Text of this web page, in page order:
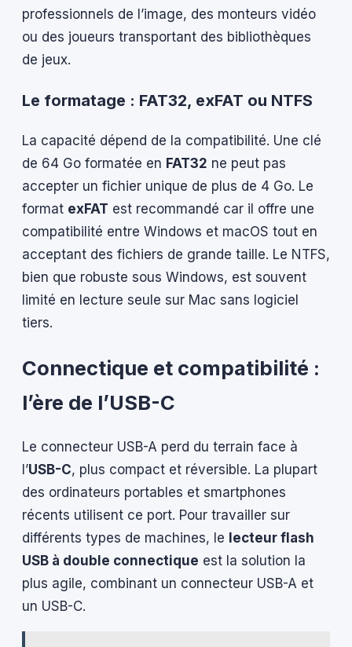
professionnels de l’image, des monteurs vidéo
ou des joueurs transportant des bibliothèques
de jeux.
Le formatage : FAT32, exFAT ou NTFS
La capacité dépend de la compatibilité. Une clé
de 64 Go formatée en FAT32 ne peut pas
accepter un fichier unique de plus de 4 Go. Le
format exFAT est recommandé car il offre une
compatibilité entre Windows et macOS tout en
acceptant des fichiers de grande taille. Le NTFS,
bien que robuste sous Windows, est souvent
limité en lecture seule sur Mac sans logiciel
tiers.
Connectique et compatibilité :
l’ère de l’USB-C
Le connecteur USB-A perd du terrain face à
l’USB-C, plus compact et réversible. La plupart
des ordinateurs portables et smartphones
récents utilisent ce port. Pour travailler sur
différents types de machines, le lecteur flash
USB à double connectique est la solution la
plus agile, combinant un connecteur USB-A et
un USB-C.